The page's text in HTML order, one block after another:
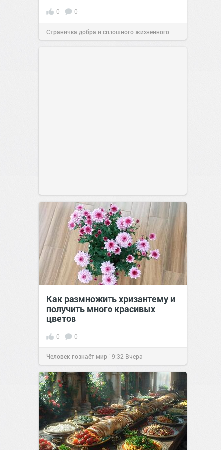
0 0
Страничка добра и сплошного жизненного
Как размножить хризантему и
получить много красивых
цветов
0 0
Человек познаёт мир 19:32 Вчера